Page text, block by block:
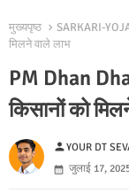
मुख्यपृष्ठ SARKARI-
मिलने वाले लाभ
PM Dhan
किसानों को
personYOUR DT
जुलाई 17,